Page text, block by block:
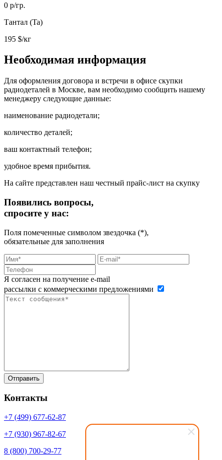
0 р/гр.
Тантал (Ta)
195 $/кг
Необходимая информация
Для оформления договора и встречи в офисе скупки
радиодеталей в Москве, вам необходимо сообщить нашему
менеджеру следующие данные:
наименование радиодетали;
количество деталей;
ваш контактный телефон;
удобное время прибытия.
На сайте представлен наш честный прайс-лист на скупку
Появились вопросы,
спросите у нас:
Поля помеченные символом звездочка (*),
обязательные для заполнения
Я согласен на получение e-mail
рассылки с коммерческими предложениями
Контакты
+7 (499) 677-62-87
+7 (930) 967-82-67
8 (800) 700-29-77